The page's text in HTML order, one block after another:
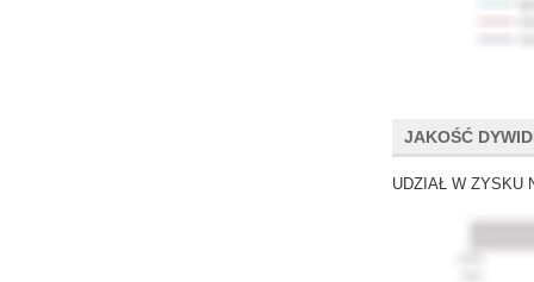
JAKOŚĆ
UDZIAŁ W ZYSKU